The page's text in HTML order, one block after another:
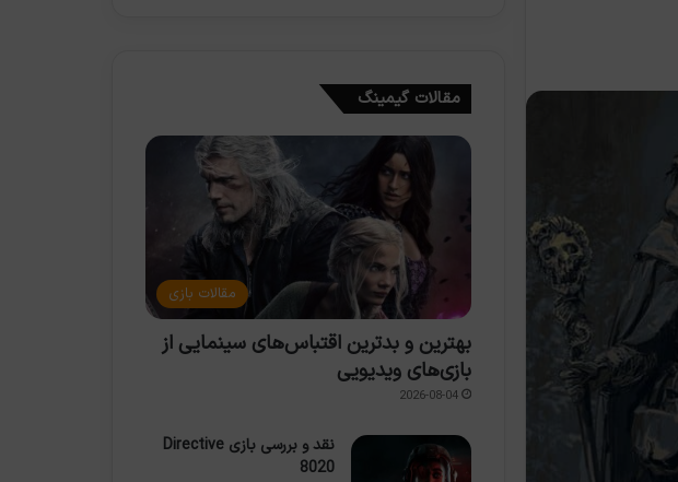
مقالات گیمینگ
مقالات بازی
بهترین و بدترین اقتباس‌های سینمایی از
بازی‌های ویدیویی
2026-08-04
نقد و بررسی بازی Directive
8020